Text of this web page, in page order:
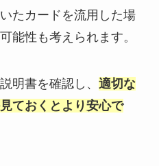
たカードを流用した場
能性も考えられます。
明書を確認し、 適切な
ておくとより安心で